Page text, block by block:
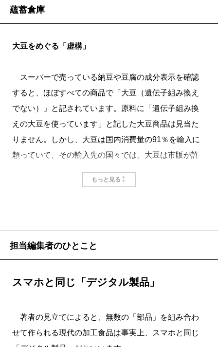
蘊蓄倉庫
大豆をめぐる「虚構」
スーパーで売っている納豆や豆腐の成分表示を確認
すると、ほぼすべての商品で「大豆（遺伝子組み換え
でない）」と記されています。原料に「遺伝子組み換
えの大豆を使っています」と記した大豆商品は見当た
りません。しかし、大豆は国内消費量の91％を輸入に
頼っていて、その輸入先の国々では、大豆は市販が許
可されている遺伝子組み換え作物です。アメリカでは
実に作付け面積の94％で遺伝子組み換え大豆を作って
日本の食卓に相当入り込んでいるのではないか」と推
論しています。
もっと見る
担当編集者のひとこと
スマホと同じ「デジタル製品」
著者の見立てによると、無数の「部品」を組み合わ
せて作られる現代の加工食品は事実上、スマホと同じ